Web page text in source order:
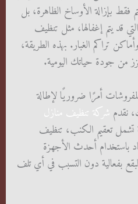
فقط بإزالة الأوساخ الظاهرة، بل
قد يتم إغفالها، مثل تنظيف
تراكم الغبار. بهذه الطريقة،
من جودة حياتك اليومية.
أمرًا ضروريًا لإطالة
نقدم شركة تنظيف منازل
تعقيم الكنب، تنظيف
باستخدام أحدث الأجهزة
بفعالية دون التسبب في أي تلف